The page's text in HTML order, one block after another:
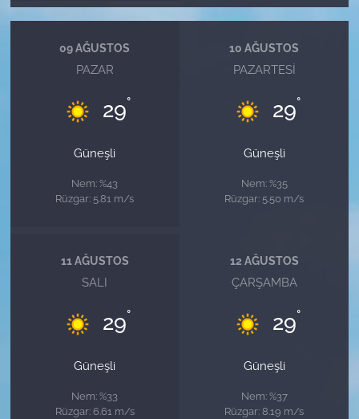
09 AĞUSTOS
PAZAR
29°
Güneşli
Nem: %43
Rüzgar: 5.81 m/s
10 AĞUSTOS
PAZARTESI
29°
Güneşli
Nem: %35
Rüzgar: 5.50 m/s
11 AĞUSTOS
SALI
29°
Güneşli
Nem: %33
Rüzgar: 6.61 m/s
12 AĞUSTOS
ÇARŞAMBA
29°
Güneşli
Nem: %37
Rüzgar: 8.19 m/s